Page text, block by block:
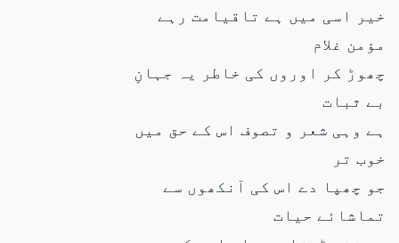
خیر اسی میں ہے تاقیامت رہے
مؤمن غلام
چھوڑ کر اوروں کی خاطر یہ جہانِ
بے ثبات
ہے وہی شعر و تصوف اس کے حق میں
خوب تر
جو چھپا دے اس کی آنکھوں سے
تماشائے حیات